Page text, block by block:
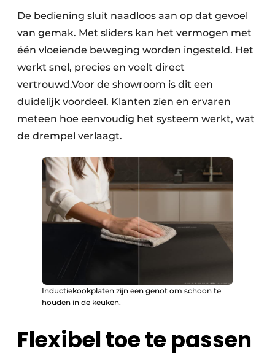
De bediening sluit naadloos aan op dat gevoel
van gemak. Met sliders kan het vermogen met
één vloeiende beweging worden ingesteld. Het
werkt snel, precies en voelt direct
vertrouwd.Voor de showroom is dit een
duidelijk voordeel. Klanten zien en ervaren
meteen hoe eenvoudig het systeem werkt, wat
de drempel verlaagt.
Inductiekookplaten zijn een genot om schoon te
houden in de keuken.
Flexibel toe te passen